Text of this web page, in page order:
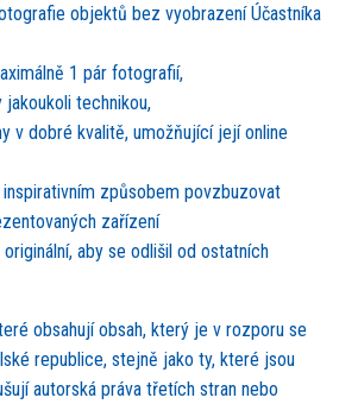
objektů bez vyobrazení Účastníka
1 pár fotografií,
technikou,
v dobré kvalitě, umožňující její online
způsobem povzbuzovat
zařízení
originální, aby se odlišil od ostatních
é obsahují obsah, který je v rozporu se
é republice, stejně jako ty, které jsou
autorská práva třetích stran nebo